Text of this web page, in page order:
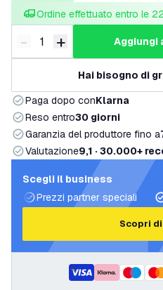
Ordine effettuato entro le
Riduci quantità
- Aumenta quantità
+
Hai bisogno di
Paga dopo conKlarna
Reso entro30 giorni
Garanzia del produttore fino a
Valutazione9,1 · 30.000+
Scegli il business
Prezzi partner speciali
Scopri